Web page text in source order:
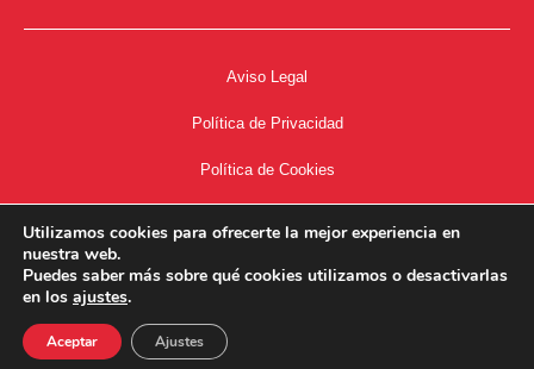
Aviso Legal
Política de Privacidad
Política de Cookies
34667504662
Utilizamos cookies para ofrecerte la mejor experiencia en
nuestra web.
Puedes saber más sobre qué cookies utilizamos o desactivarlas
en los ajustes.
Aceptar Ajustes